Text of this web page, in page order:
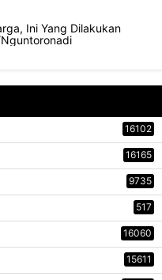
Ini Yang Dilakukan
16102
16165
9735
517
16060
15611